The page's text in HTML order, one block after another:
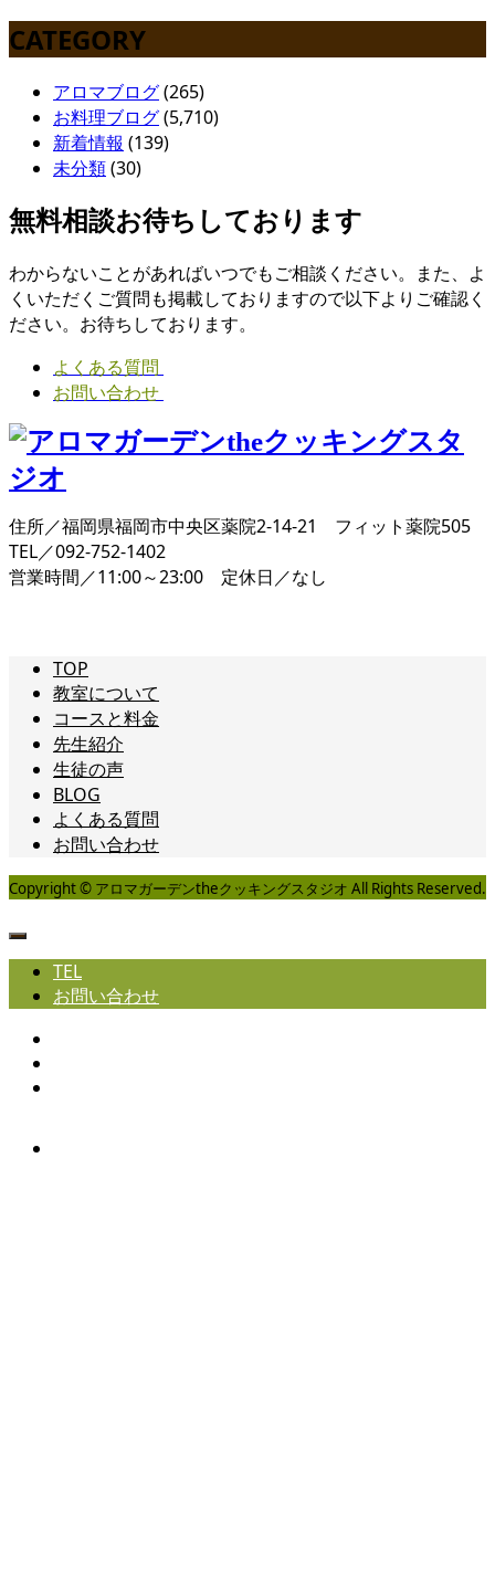
CATEGORY
アロマブログ(265)
お料理ブログ(5,710)
新着情報 (139)
未分類(30)
無料相談お待ちしております
わからないことがあればいつでもご相談ください。また、よ
くいただくご質問も掲載しておりますので以下よりご確認く
ださい。お待ちしております。
よくある質問
お問い合わせ
住所／福岡県福岡市中央区薬院2-14-21 フィット薬院505
TEL／092-752-1402
営業時間／11:00～23:00 定休日／なし
TOP
教室について
コースと料金
先生紹介
生徒の声
BLOG
よくある質問
お問い合わせ
Copyright © アロマガーデンtheクッキングスタジオ All Rights Reserved.
TEL
お問い合わせ